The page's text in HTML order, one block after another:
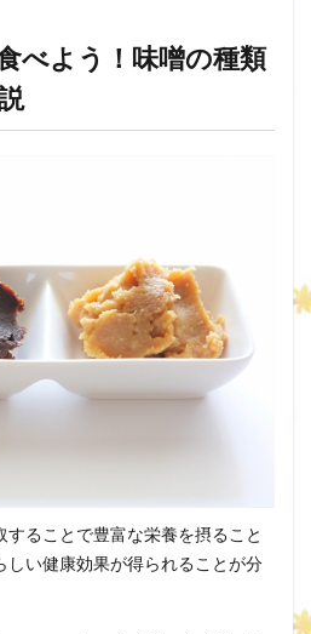
べよう！味噌の種類
ることで豊富な栄養を摂ること
しい健康効果が得られることが分